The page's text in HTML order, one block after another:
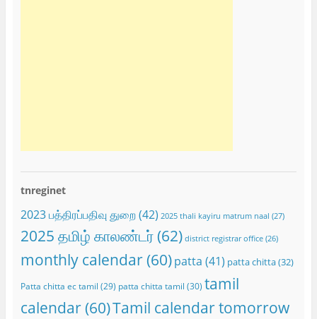
tnreginet
2023 பத்திரப்பதிவு துறை(42) 2025 thali kayiru matrum naal (27)
2025 தமிழ் காலண்டர்(62) district registrar office(26)
monthly calendar(60) patta (41) patta chitta(32)
Patta chitta ec tamil (29) patta chitta tamil (30) tamil
calendar(60)Tamil calendar tomorrow